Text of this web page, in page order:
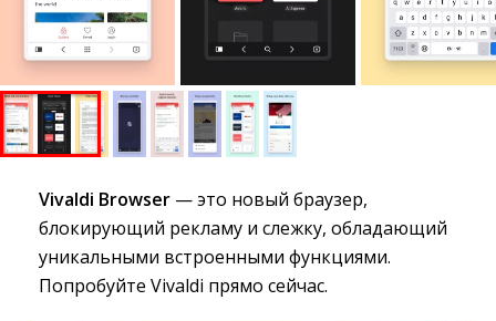
Vivaldi Browser — это новый браузер,
блокирующий рекламу и слежку, обладающий
уникальными встроенными функциями.
Попробуйте Vivaldi прямо сейчас.